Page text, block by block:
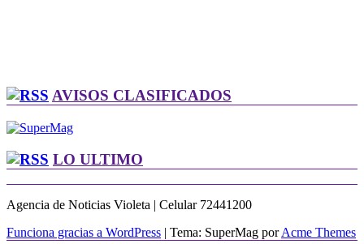
AVISOS CLASIFICADOS
LO ULTIMO
Agencia de Noticias Violeta | Celular 72441200
Funciona gracias a WordPress | Tema: SuperMag porAcme Themes